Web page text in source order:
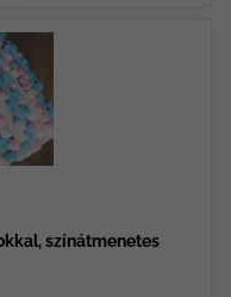
színátmenetes